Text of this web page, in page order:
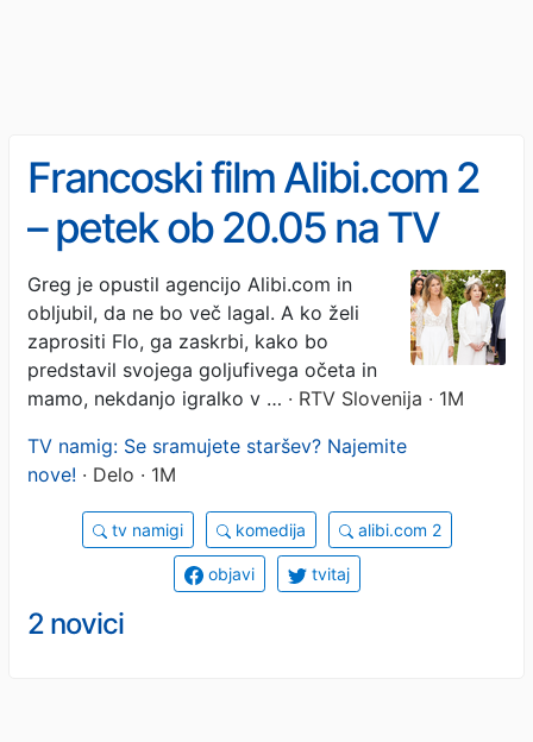
Francoski film Alibi.com 2
– petek ob 20.05 na TV
SLO 1
Greg je opustil agencijo Alibi.com in
obljubil, da ne bo več lagal. A ko želi
zaprositi Flo, ga zaskrbi, kako bo
predstavil svojega goljufivega očeta in
mamo, nekdanjo igralko v … · RTV Slovenija · 1M
TV namig: Se sramujete staršev? Najemite
nove! · Delo · 1M
tv namigi komedija alibi.com 2
objavi tvitaj
2 novici